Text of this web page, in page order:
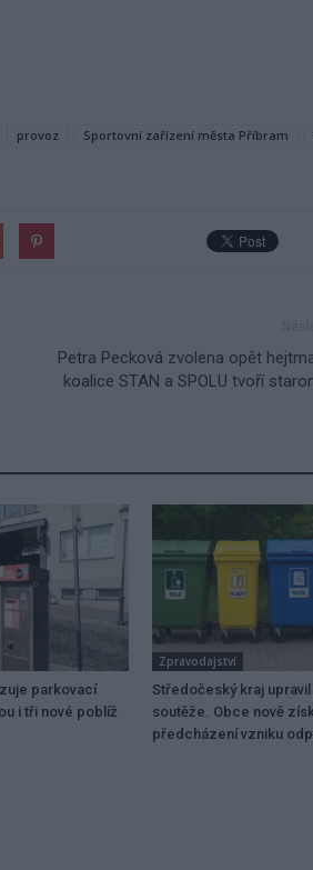
provoz Sportovní zařízení města Příbram
Petra Pecková zvolena opět
koalice STAN a SPOLU tvoří
parkovací
i tři nové poblíž
Zpravodajství
Středočeský kraj
soutěže. Obce nově
předcházení vzniku